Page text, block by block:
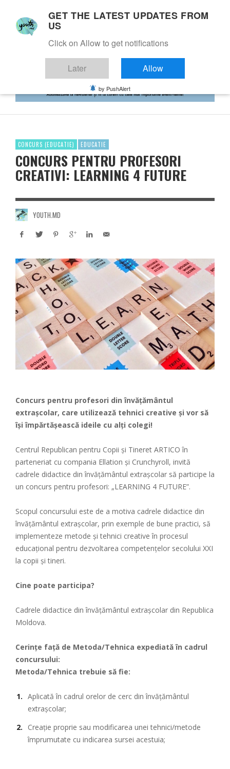
CONCURS (EDUCATIE) EDUCATIE
CONCURS PENTRU PROFESORI
CREATIVI: LEARNING 4 FUTURE
YOUTH.MD
Concurs pentru profesori din învățământul
extrașcolar, care utilizează tehnici creative și vor să
își împărtășească ideile cu alți colegi!
Centrul Republican pentru Copii și Tineret ARTICO în
parteneriat cu compania Ellation și Crunchyroll, invită
cadrele didactice din învățământul extrașcolar să participe la
un concurs pentru profesori: „LEARNING 4 FUTURE”.
Scopul concursului este de a motiva cadrele didactice din
învățământul extrașcolar, prin exemple de bune practici, să
implementeze metode și tehnici creative în procesul
educațional pentru dezvoltarea competențelor secolului XXI
la copii și tineri.
Cine poate participa?
Cadrele didactice din învățământul extrașcolar din Republica
Moldova.
Cerințe față de Metoda/Tehnica expediată în cadrul
concursului:
Metoda/Tehnica trebuie să fie:
Aplicată în cadrul orelor de cerc din învățământul
extrașcolar;
Creație proprie sau modificarea unei tehnici/metode
împrumutate cu indicarea sursei acestuia;
GET THE LATEST UPDATES FROM
US
Click on Allow to get notifications
Later Allow
by PushAlert